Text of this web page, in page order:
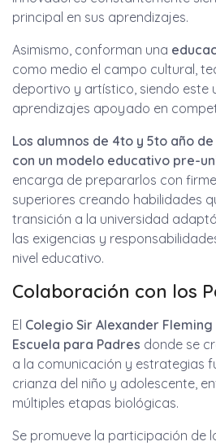
principal en sus aprendizajes.
Asimismo, conforman una
como medio el campo cultural,
deportivo y artístico, siendo este
aprendizajes apoyado en
Los alumnos de 4to y 5to año
con un modelo educativo pre-
encarga de prepararlos con
superiores creando habilidades
transición a la universidad
las exigencias y
nivel educativo.
Colaboración con los
El Colegio Sir Alexander Fleming
Escuela para Padres donde se
a la comunicación y estrategias
crianza del niño y adolescente,
múltiples etapas biológicas.
Se promueve la participación de